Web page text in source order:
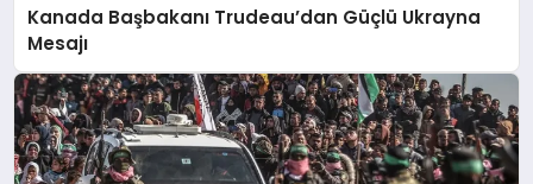
Kanada Başbakanı Trudeau’dan Güçlü Ukrayna
Mesajı